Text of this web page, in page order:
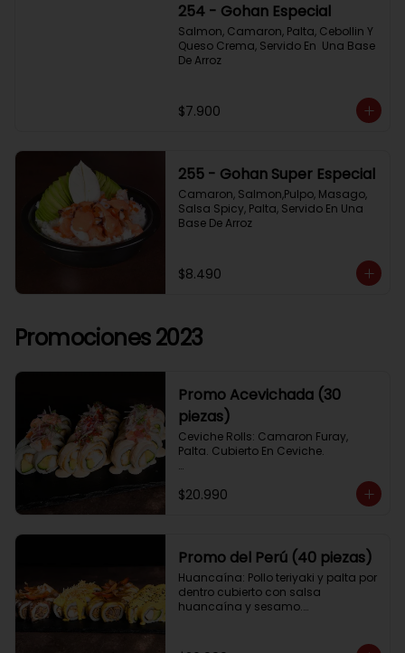
254 - Gohan Especial
Salmon, Camaron, Palta, Cebollin Y
Queso Crema, Servido En  Una Base
De Arroz
$7.900
255 - Gohan Super Especial
Camaron, Salmon,Pulpo, Masago,
Salsa Spicy, Palta, Servido En Una
Base De Arroz
$8.490
Promociones 2023
Promo Acevichada (30
piezas)
Ceviche Rolls: Camaron Furay,
Palta. Cubierto En Ceviche.
Acevichado Rolls: Camaron Furay,
Palta. Cubierto Con Pescado Blanco
queso crema y palta, frito en panko.
Coronado con salsa acevichada,
toques de cebolla, aji limo y cilantro
$20.990
Promo del Perú (40 piezas)
Huancaína: Pollo teriyaki y palta por
dentro cubierto con salsa
huancaína y sesamo.
dentro cubierto con lomo fino